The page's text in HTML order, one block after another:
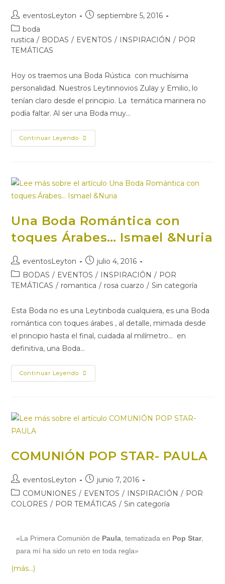
eventosLeyton
septiembre 5, 2016
boda
rustica / BODAS / EVENTOS / INSPIRACIÓN / POR
TEMÁTICAS
Hoy os traemos una Boda Rústica con muchísima
personalidad. Nuestros Leytinnovios Zulay y Emilio, lo
tenían claro desde el principio. La temática marinera no
podía faltar. Al ser una Boda muy…
Continuar Leyendo
Una Boda Romántica con
toques Árabes… Ismael &Nuria
eventosLeyton
julio 4, 2016
BODAS / EVENTOS / INSPIRACIÓN / POR
TEMÁTICAS / romantica / rosa cuarzo / Sin categoría
Esta Boda no es una Leytinboda cualquiera, es una Boda
romántica con toques árabes , al detalle, mimada desde
el principio hasta el final, cuidada al milímetro... en
definitiva, una Boda…
Continuar Leyendo
COMUNIÓN POP STAR- PAULA
eventosLeyton
junio 7, 2016
COMUNIONES / EVENTOS / INSPIRACIÓN / POR
COLORES / POR TEMÁTICAS / Sin categoría
«La Primera Comunión de Paula , tematizada en Pop Star,
para mí ha sido un reto en toda regla»
(más…)